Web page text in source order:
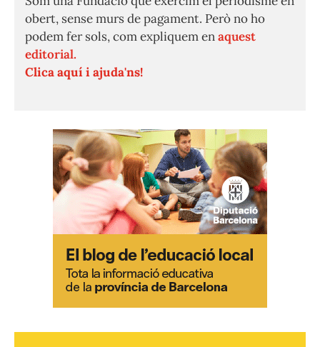
obert, sense murs de pagament. Però no ho
podem fer sols, com expliquem enaquest
editorial.
Clica aquí i ajuda'ns!